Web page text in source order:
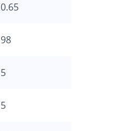
0.65
98
5
5